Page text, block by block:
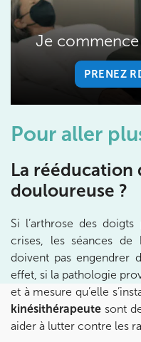
Je
PRENEZ
Pour aller
La rééducation
douloureuse ?
Si l’arthrose des
crises, les séances de
doivent pas engendrer
effet, si la pathologie
et à mesure qu’elle
kinésithérapeute sont
aider à lutter contre les
Prenez RDV sur
Prenez RDV sur
IK BOIS
1 Rue Mertens
01 43 50 50 81
Prenez RDV sur
Prenez RDV sur
IK OLYMPE
28 Rue
28 Rue
01 76 21 71 41
Prenez RDV sur